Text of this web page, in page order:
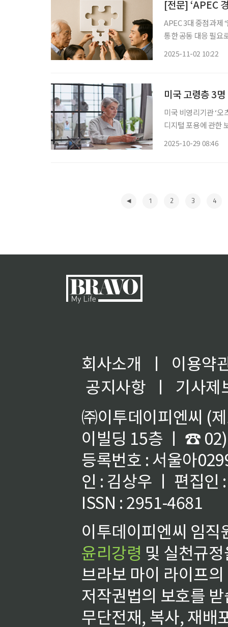
[전문] ‘APEC
APEC 3대 중점과제
통한 공동 대응 필요로 한다는 점 인식” 경주에
2025-11-02 10:22
미국 고령층 3
미국 비영리기관 ‘
디지털 포용에 관한
2025-10-29 08:46
1 2 3 4
회사소개 ㅣ
이용약
공지사항
ㅣ
기사제
㈜이투데이피엔씨 (
이빌딩 15층 ㅣ ☎
등록번호 : 서울아
인 : 김상우 ㅣ 편집인
ISSN : 2951-4681
이투데이피엔씨 임
윤리강령 및 실천규
브라보 마이 라이프
저작권법의 보호를
무단전재, 복사, 재배